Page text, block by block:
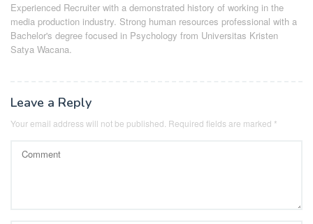
Experienced Recruiter with a demonstrated history of working in the
media production industry. Strong human resources professional with a
Bachelor's degree focused in Psychology from Universitas Kristen
Satya Wacana.
Leave a Reply
Your email address will not be published. Required fields are marked *